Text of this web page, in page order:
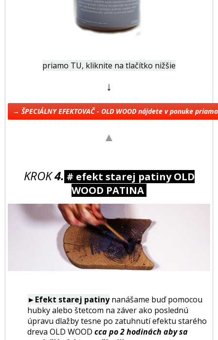
priamo TU, kliknite na tlačítko nižšie
↓
→ ŠPECIÁLNY EFEKTOVAČ - OLD WOOD nájdete v ponuke
▲
KROK4. # efekt starej patiny OLD
WOOD PATINA
►Efekt starej patinynanášame buď pomocou
hubky alebo štetcom na záver ako poslednú
úpravu dlažby tesne po zatuhnutí efektu starého
dreva OLD WOOD cca po 2 hodinách aby sa